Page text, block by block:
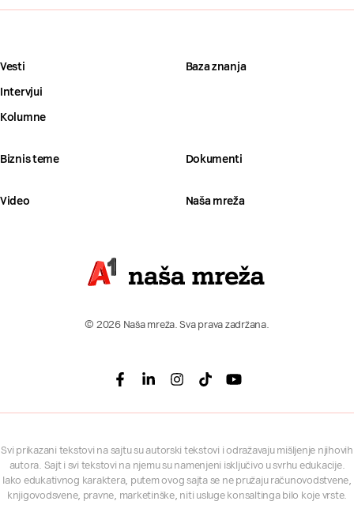
Vesti
Intervjui
Kolumne
Baza znanja
Biznis teme Dokumenti
Video Naša mreža
© 2026 Naša mreža. Sva prava zadržana.
Facebook
LinkedinInstagram
TiktokYoutube
Svi prikazani tekstovi na sajtu su autorski tekstovi i odražavaju mišljenje njihovih
autora. Sajt i svi tekstovi na njemu su namenjeni isključivo u svrhu edukacije.
Iako edukativnog karaktera, putem ovog sajta se ne pružaju računovodstvene,
knjigovodsvene, pravne, marketinške, niti usluge konsaltinga bilo koje vrste.